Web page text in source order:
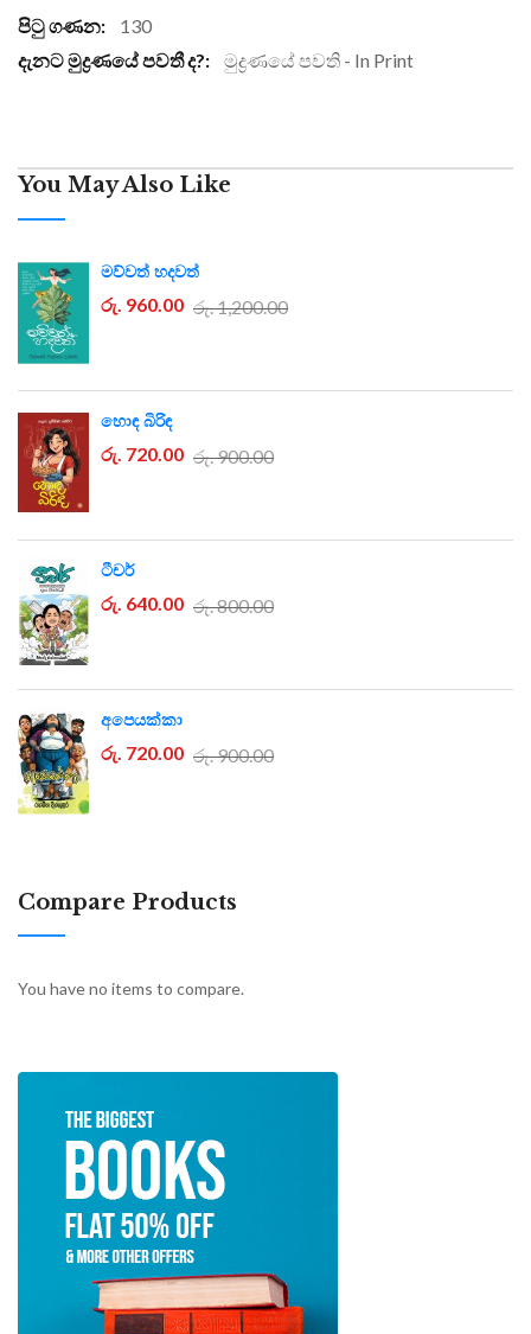
Information
130
මුද්‍රණයේ පවති - In Print
You May Also Like
මව්වත් හදවත්
රු. 960.00 රු. 1,200.00
හොඳ බිරිඳ
රු. 720.00 රු. 900.00
ටීචර්
රු. 640.00 රු. 800.00
අපෙයක්කා
රු. 720.00 රු. 900.00
Compare Products
You have no items to compare.